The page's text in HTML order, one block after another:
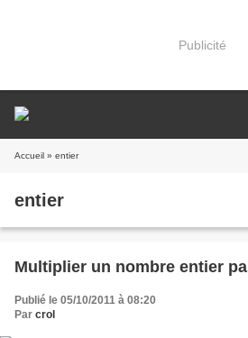
Publicité
Accueil » entier
entier
Multiplier un nombre entier
Publié le 05/10/2011 à 08:20
Par crol